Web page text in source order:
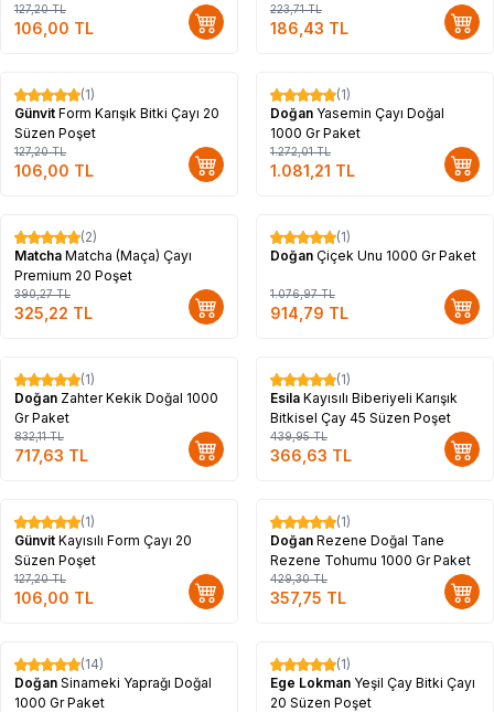
127,20TL
106,00 TL
223,71TL
186,43 TL
%17
(1)
Günvit Form Karışık Bitki Çayı 20
Süzen Poşet
127,20TL
106,00 TL
%15
(1)
Doğan Yasemin Çayı Doğal
1000 Gr Paket
1.272,01TL
1.081,21 TL
%17
(2)
Matcha Matcha (Maça) Çayı
Premium 20 Poşet
390,27TL
325,22 TL
%15
(1)
Doğan Çiçek Unu 1000 Gr Paket
1.076,97TL
914,79 TL
%14
(1)
Doğan Zahter Kekik Doğal 1000
Gr Paket
832,11TL
717,63 TL
%17
(1)
Esila Kayısılı Biberiyeli Karışık
Bitkisel Çay 45 Süzen Poşet
439,95TL
366,63 TL
%17
(1)
Günvit Kayısılı Form Çayı 20
Süzen Poşet
127,20TL
106,00 TL
%17
(1)
Doğan Rezene Doğal Tane
Rezene Tohumu 1000 Gr Paket
429,30TL
357,75 TL
%17
(14)
Doğan Sinameki Yaprağı Doğal
1000 Gr Paket
%17
(1)
Ege Lokman Yeşil Çay Bitki Çayı
20 Süzen Poşet